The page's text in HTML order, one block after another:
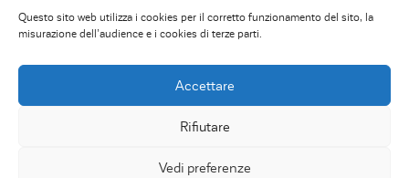
Questo sito web utilizza i cookies per il corretto funzionamento del sito, la
misurazione dell’audience e i cookies di terze parti.
Accettare
Rifiutare
Vedi preferenze
PrestoSense